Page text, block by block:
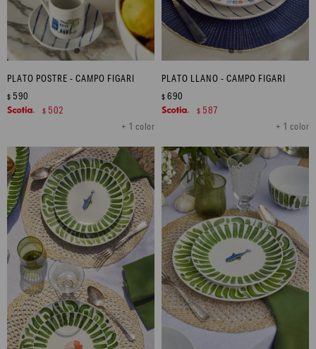
PLATO POSTRE - CAMPO FIGARI
+ 1 color
$ 590
$ 502
PLATO LLANO - CAMPO FIGARI
+ 1 color
$ 690
$ 587